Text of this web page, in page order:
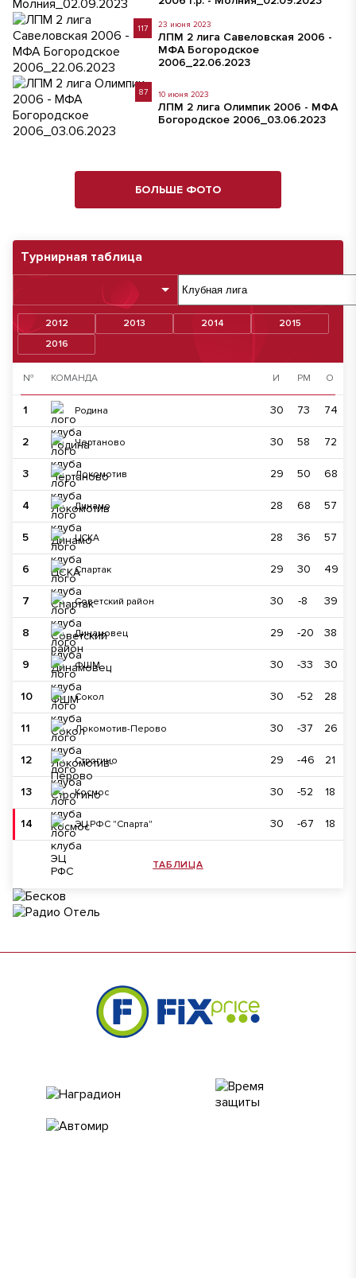
Турнирная таблица
2012 2013 2014
2015
2016
№ КОМАНДА И РМ О
1 Родина 30 73 74
2 Чертаново 30 58 72
3 Локомотив 29 50 68
4 Динамо 28 68 57
5 ЦСКА 28 36 57
6 Спартак 29 30 49
7 Советский район 30 -8 39
8 Динамовец 29 -20 38
9 ФШМ 30 -33 30
10 Сокол 30 -52 28
11 Локомотив-Перово 30 -37 26
12 Строгино 29 -46 21
13 Космос 30 -52 18
14 ЭЦ РФС "Спарта" 30 -67 18
ТАБЛИЦА
117 23 июня 2023
ЛПМ 2 лига Савеловская 2006 -
МФА Богородское
2006_22.06.2023
87 10 июня 2023
ЛПМ 2 лига Олимпик 2006 - МФА
Богородское 2006_03.06.2023
БОЛЬШЕ ФОТО